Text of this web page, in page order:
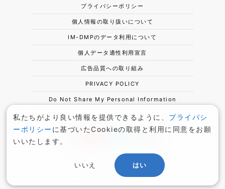
プライバシーポリシー
個人情報の取り扱いについて
IM-DMPのデータ利用について
個人データ適性利用宣言
広告品質への取り組み
PRIVACY POLICY
Do Not Share My Personal Information
© Intimate Merger, Inc.
私たちがより良い情報を提供できるように、 プライバシ
ーポリシー に基づいたCookieの取得と利用に同意をお願
いいたします。
いいえ はい